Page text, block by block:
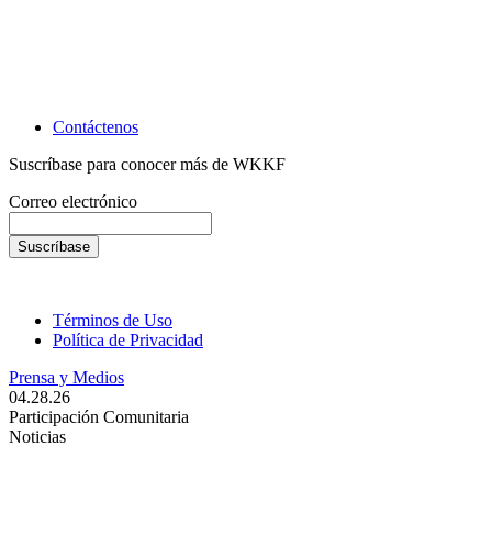
Contáctenos
Suscríbase para conocer más de WKKF
Correo electrónico
Términos de Uso
Política de Privacidad
Prensa y Medios
04.28.26
Participación Comunitaria
Noticias